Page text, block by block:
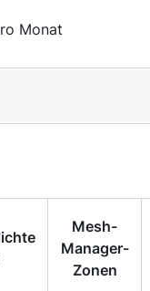
Monat
Mesh-
Manager-
Zonen